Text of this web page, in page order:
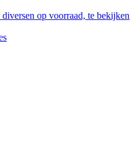
op voorraad, te bekijken